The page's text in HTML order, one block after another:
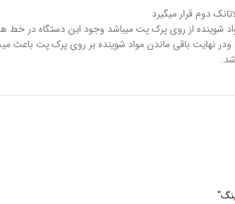
دوم قرار میگیرد
از روی پرک پت میباشد وجود این دستگاه در خط
باقی ماندن مواد شوینده بر روی پرک پت باعث